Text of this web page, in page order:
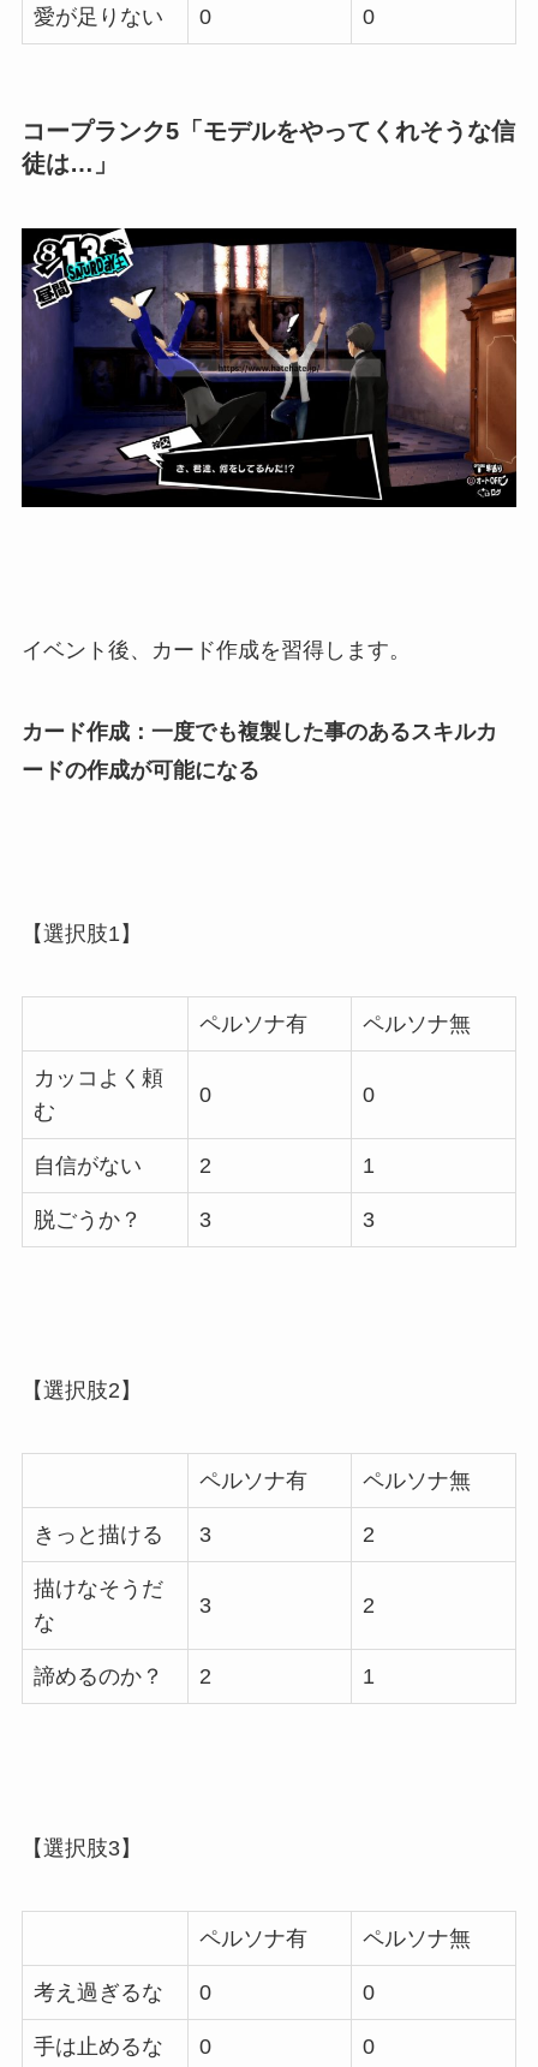
愛が足りない 0 0
コープランク5「モデルをやってくれそうな信
徒は…」
イベント後、カード作成を習得します。
カード作成：一度でも複製した事のあるスキルカ
ードの作成が可能になる
【選択肢1】
ペルソナ有 ペルソナ無
カッコよく頼
む
0 0
自信がない 2 1
脱ごうか？ 3 3
【選択肢2】
ペルソナ有 ペルソナ無
きっと描ける 3 2
描けなそうだ
な
3 2
諦めるのか？ 2 1
【選択肢3】
ペルソナ有 ペルソナ無
考え過ぎるな 0 0
手は止めるな 0 0